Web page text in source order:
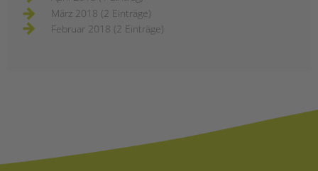
März 2018 (2 Einträge)
Februar 2018 (2 Einträge)